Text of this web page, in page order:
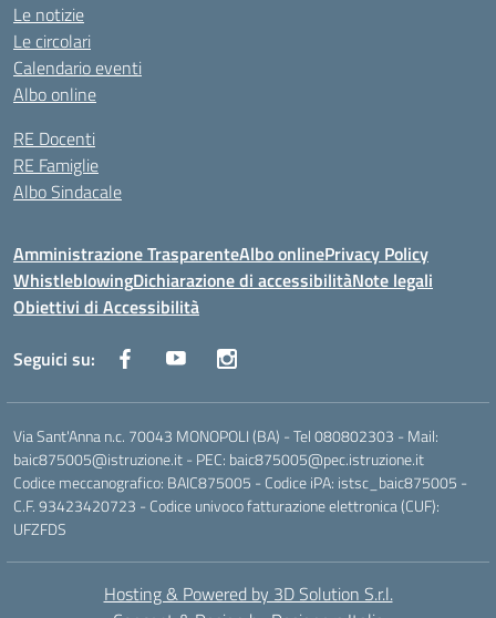
Le notizie
Le circolari
Calendario eventi
Albo online
RE Docenti
RE Famiglie
Albo Sindacale
Amministrazione TrasparenteAlbo onlinePrivacy Policy
WhistleblowingDichiarazione di accessibilitàNote legali
Obiettivi di Accessibilità
Seguici su:
Via Sant'Anna n.c. 70043 MONOPOLI (BA) - Tel 080802303 - Mail:
baic875005@istruzione.it - PEC: baic875005@pec.istruzione.it
Codice meccanografico: BAIC875005 - Codice iPA: istsc_baic875005 -
C.F. 93423420723 - Codice univoco fatturazione elettronica (CUF):
UFZFDS
Hosting & Powered by 3D Solution S.r.l.